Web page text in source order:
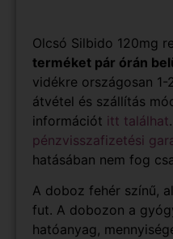
Olcsó Silbido 120mg
terméket pár órán
vidékre országosan
átvétel és szállítás
információt itt találhat
pénzvisszafizetési
hatásában nem fog
A doboz fehér színű,
fut. A dobozon a
hatóanyag,